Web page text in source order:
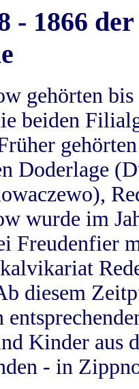
- 1866
gehörten
beiden
Doderlage
wurde im
Freudenfier
diesem
Kinder aus
- in